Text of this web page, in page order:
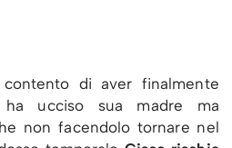
di aver finalmente
ucciso sua madre ma
non facendolo tornare nel